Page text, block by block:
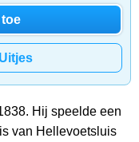
Hij speelde een
van Hellevoetsluis